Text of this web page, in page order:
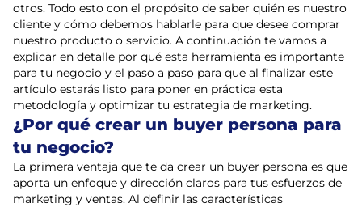
otros. Todo esto con el propósito de saber quién es nuestro
cliente y cómo debemos hablarle para que desee comprar
nuestro producto o servicio. A continuación te vamos a
explicar en detalle por qué esta herramienta es importante
para tu negocio y el paso a paso para que al finalizar este
artículo estarás listo para poner en práctica esta
metodología y optimizar tu estrategia de marketing.
¿Por qué crear un buyer persona para
tu negocio?
La primera ventaja que te da crear un buyer persona es que
aporta un enfoque y dirección claros para tus esfuerzos de
marketing y ventas. Al definir las características